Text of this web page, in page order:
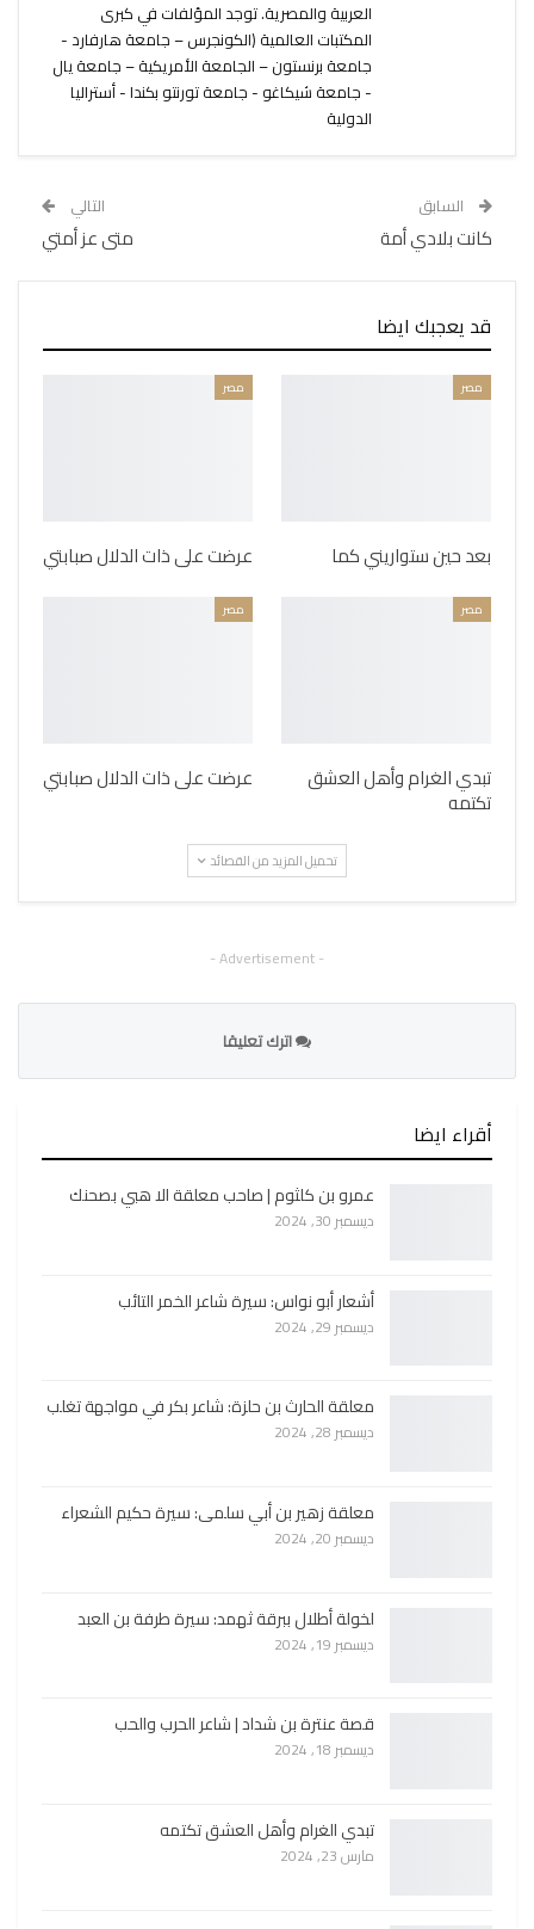
العربية والمصرية. توجد المؤلفات في كبرى
المكتبات العالمية (الكونجرس – جامعة هارفارد -
جامعة برنستون – الجامعة الأمريكية – جامعة يال
- جامعة شيكاغو - جامعة تورنتو بكندا - أستراليا
الدولية
السابق
كانت بلادي أمة
التالي
متى عز أمتي
قد يعجبك ايضا
مصر
بعد حين ستواريني كما
مصر
عرضت على ذات الدلال صبابتي
مصر
تبدي الغرام وأهل العشق
تكتمه
مصر
عرضت على ذات الدلال صبابتي
تحميل المزيد من القصائد
- Advertisement -
اترك تعليقا
أقراء ايضا
عمرو بن كلثوم | صاحب معلقة الا هبي بصحنك
ديسمبر 30, 2024
أشعار أبو نواس: سيرة شاعر الخمر التائب
ديسمبر 29, 2024
معلقة الحارث بن حلزة: شاعر بكر في مواجهة تغلب
ديسمبر 28, 2024
معلقة زهير بن أبي سلمى: سيرة حكيم الشعراء
ديسمبر 20, 2024
لخولة أطلال ببرقة ثهمد: سيرة طرفة بن العبد
ديسمبر 19, 2024
قصة عنترة بن شداد | شاعر الحرب والحب
ديسمبر 18, 2024
تبدي الغرام وأهل العشق تكتمه
مارس 23, 2024